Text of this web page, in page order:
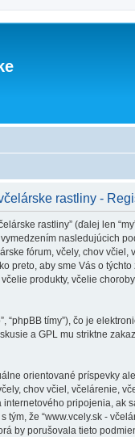
rastliny -
rastliny” (ďalej len
nasledujúcich
fórum, včely, chov
preto, aby sme Vás o
produkty, včelie
“phpBB tímy”), čo je
a GPL mu striktne
orientované príspevky
chov včiel, včelárenie,
pripojenia, ak
že “www.vcely.sk -
by porušovala tieto